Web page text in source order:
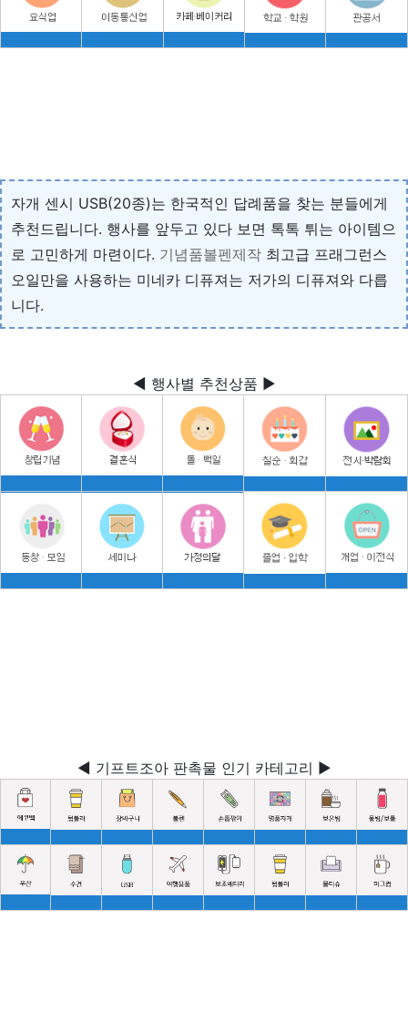
자개 센시 USB(20종)는 한국적인 답례품을 찾는 분들에게
추천드립니다. 행사를 앞두고 있다 보면 톡톡 튀는 아이템으
로 고민하게 마련이다. 기념품볼펜제작 최고급 프래그런스
오일만을 사용하는 미네카 디퓨져는 저가의 디퓨져와 다릅
니다.
◀ 행사별 추천상품 ▶
◀ 기프트조아 판촉물 인기 카테고리 ▶